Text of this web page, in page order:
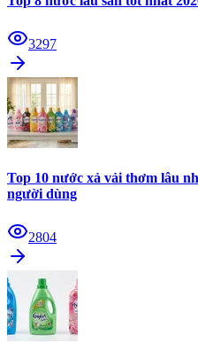
3297
Top 10 nước xả vải thơm lâu
người dùng
2804